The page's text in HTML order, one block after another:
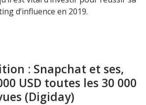
d’influence en 2019.
: Snapchat et ses,
USD toutes les 30 000
(Digiday)